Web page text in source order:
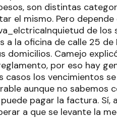
son distintas
el mismo. Pero
Inquietud de los
a la oficina de calle 25
domicilios. Camejo
por eso hay
casos los vencimientos
aunque no sabemos
pagar la factura. Sí,
a que se levante la